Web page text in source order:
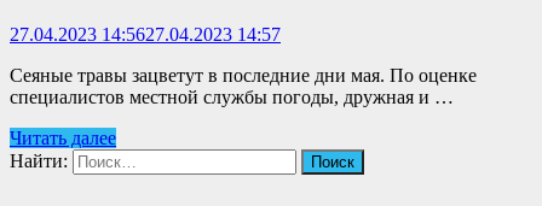
27.04.2023 14:5627.04.2023 14:57
Сеяные травы зацветут в последние дни мая. По оценке
специалистов местной службы погоды, дружная и …
Читать далее
Найти: